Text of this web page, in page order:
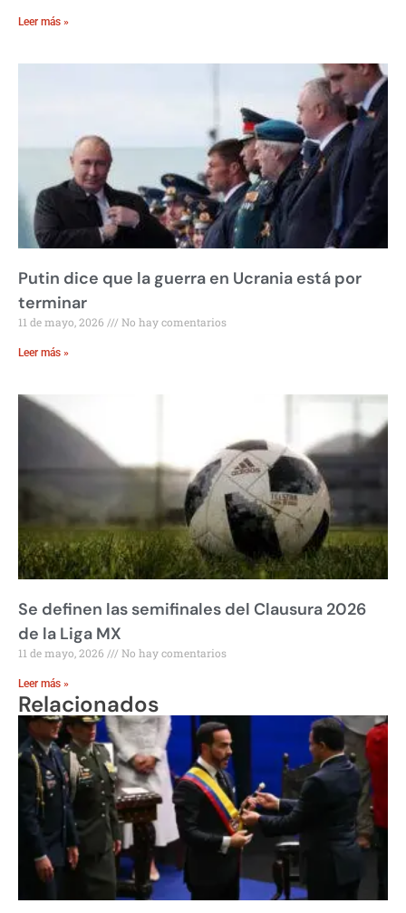
Leer más »
Putin dice que la guerra en Ucrania está por
terminar
11 de mayo, 2026 No hay comentarios
Leer más »
Se definen las semifinales del Clausura 2026
de la Liga MX
11 de mayo, 2026 No hay comentarios
Leer más »
Relacionados